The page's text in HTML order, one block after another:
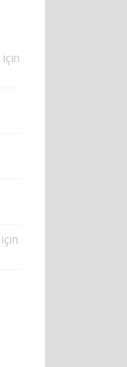
için
için